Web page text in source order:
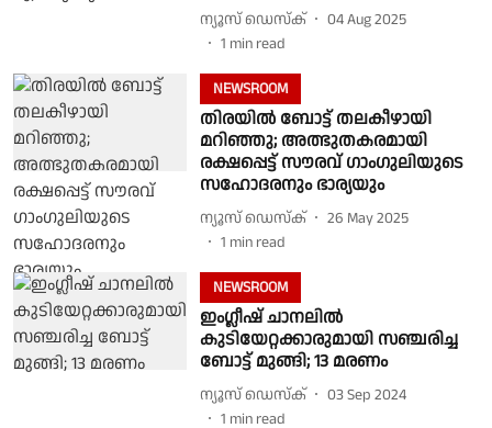
ന്യൂസ് ഡെസ്ക്
04 Aug 2025
1 min read
NEWSROOM
തിരയില്‍ ബോട്ട് തലകീഴായി
മറിഞ്ഞു; അത്ഭുതകരമായി
രക്ഷപ്പെട്ട് സൗരവ് ഗാംഗുലിയുടെ
സഹോദരനും ഭാര്യയും
ന്യൂസ് ഡെസ്ക്
26 May 2025
1 min read
NEWSROOM
ഇംഗ്ലീഷ് ചാനലിൽ
കുടിയേറ്റക്കാരുമായി സഞ്ചരിച്ച
ബോട്ട് മുങ്ങി; 13 മരണം
ന്യൂസ് ഡെസ്ക്
03 Sep 2024
1 min read